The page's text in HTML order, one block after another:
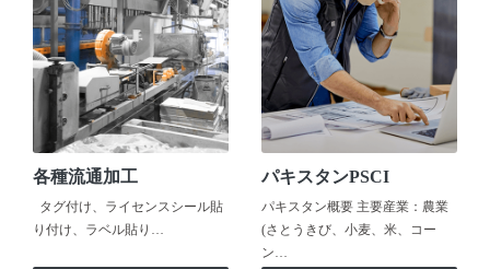
各種流通加工
タグ付け、ライセンスシール貼
り付け、ラベル貼り…
パキスタンPSCI
パキスタン概要 主要産業：農業
(さとうきび、小麦、米、コー
ン…